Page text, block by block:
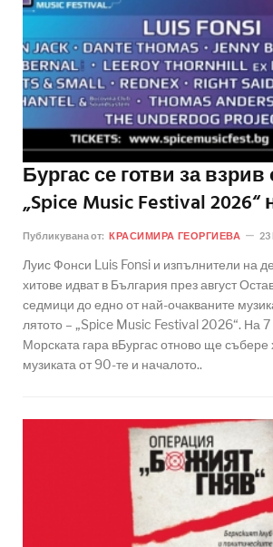
Бургас се готви за взрив
„Spice Music Festival
Публикувана от: КРАСИМИРА ГЕОРГИЕВА
Луис Фонси Luis Fonsi и изпълнители на
хитове идват в България през август
седмици до едно от най-очакваните
лятото – „Spice Music Festival 2026“. На 7
Морската гара вБургас отново ще
музиката от 90-те и началото..